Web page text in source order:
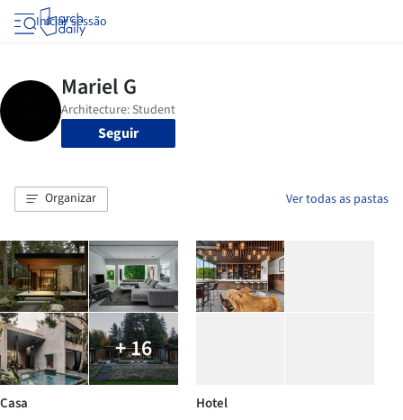
Iniciar sessão
Seguir
Organizar Ver todas as pastas
+ 16
Casa Hotel